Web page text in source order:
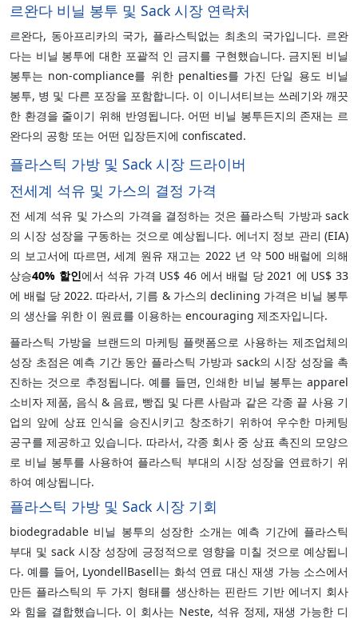
르완다 비닐 봉투 및 Sack 시장 연락처
르완다, 동아프리카의 국가, 플라스틱없는 최초의 국가입니다. 르완
다는 비닐 봉투에 대한 포괄적 인 금지를 구현했습니다. 금지된 비닐
봉투는 non-compliance를 위한 penalties를 가진 단일 용도 비닐
봉투, 병 및 다른 포장을 포함합니다. 이 이니셔티브는 쓰레기와 깨끗
한 환경을 줄이기 위해 반영됩니다. 어떤 비닐 봉투든지의 존재는 르
완다의 공항 또는 어떤 입장든지에 confiscated.
플라스틱 가방 및 Sack 시장 드라이버
전세계 석유 및 가스의 결정 가격
전 세계 석유 및 가스의 가격을 결정하는 것은 플라스틱 가방과 sack
의 시장 성장을 구동하는 것으로 예상됩니다. 에너지 정보 관리 (EIA)
의 보고서에 따르면, 세계 원유 재고는 2022 년 약 500 배럴에 의해
상승40% 할인에서 석유 가격 US$ 46 에서 배럴 당 2021 에 US$ 33
에 배럴 당 2022. 따라서, 기름 & 가스의 declining 가격은 비닐 봉투
의 생산을 위한 이 원료를 이용하는 encouraging 제조자입니다.
플라스틱 가방을 브랜드의 마케팅 플랫폼으로 사용하는 제조업체의
성장 초점은 예측 기간 동안 플라스틱 가방과 sack의 시장 성장을 촉
진하는 것으로 추정됩니다. 예를 들면, 인쇄한 비닐 봉투는 apparel
소비자 제품, 음식 & 음료, 빵집 및 다른 사람과 같은 각종 끝 사용 기
업의 앞에 상표 인식을 승진시키고 창조하기 위하여 우수한 마케팅
공구를 제공하고 있습니다. 따라서, 각종 회사 중 상표 촉진의 모양으
로 비닐 봉투를 사용하여 플라스틱 부대의 시장 성장을 연료하기 위
하여 예상됩니다.
플라스틱 가방 및 Sack 시장 기회
biodegradable 비닐 봉투의 성장한 소개는 예측 기간에 플라스틱
부대 및 sack 시장 성장에 긍정적으로 영향을 미칠 것으로 예상됩니
다. 예를 들어, LyondellBasell는 화석 연료 대신 재생 가능 소스에서
만든 플라스틱의 두 가지 형태를 생산하는 핀란드 기반 에너지 회사
와 힘을 결합했습니다. 이 회사는 Neste, 석유 정제, 재생 가능한 디